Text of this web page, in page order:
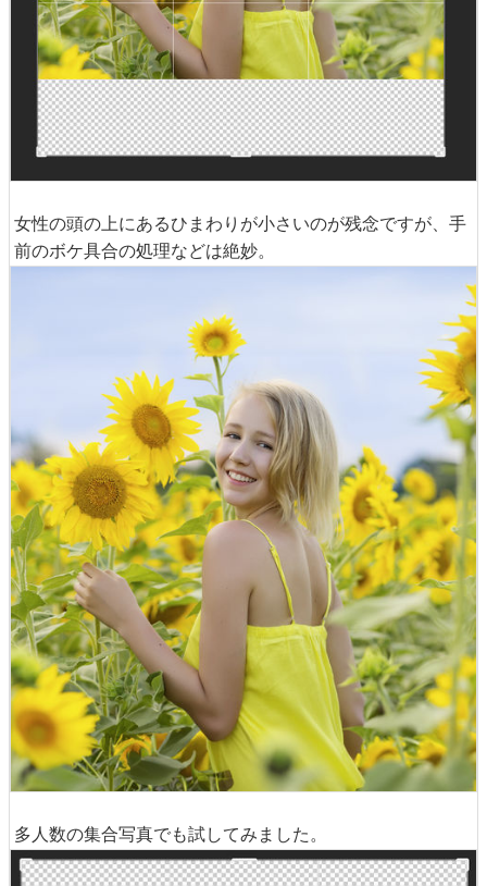
女性の頭の上にあるひまわりが小さいのが残念ですが、手
前のボケ具合の処理などは絶妙。
多人数の集合写真でも試してみました。